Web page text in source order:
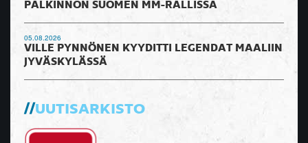
PALKINNON SUOMEN MM-RALLISSA
05.08.2026
VILLE PYNNÖNEN KYYDITTI LEGENDAT MAALIIN
JYVÄSKYLÄSSÄ
UUTISARKISTO